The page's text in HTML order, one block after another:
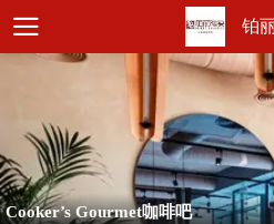
铂
Cooker’s Gourmet咖啡吧